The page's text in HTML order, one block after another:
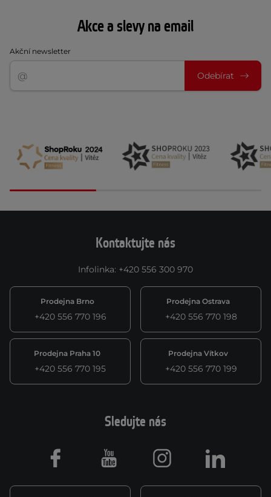
Akce a slevy na email
Akční newsletter
Odebírat
Kontaktujte nás
Infolinka: +420 556 300 970
Prodejna Brno
+420 556 770 196
Prodejna Ostrava
+420 556 770 198
Prodejna Praha 10
+420 556 770 195
Prodejna Vítkov
+420 556 770 199
Sledujte nás
Facebook Youtube Instagram LinkedIn